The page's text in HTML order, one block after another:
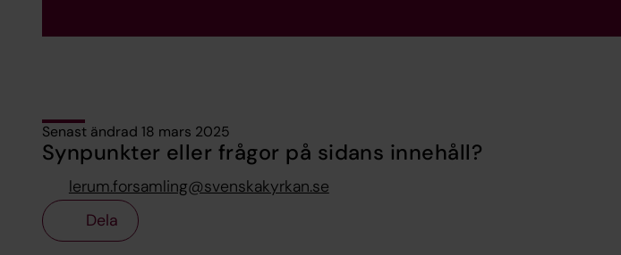
Senast ändrad 18 mars 2025
Synpunkter eller frågor på sidans innehåll?
lerum.forsamling@svenskakyrkan.se
Dela